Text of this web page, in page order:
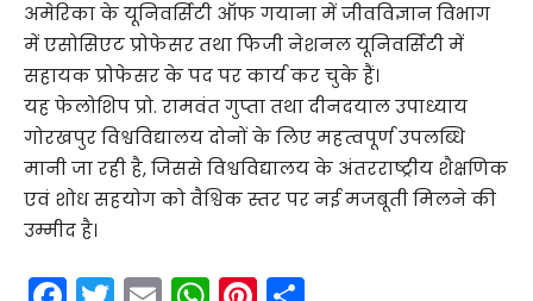
अमेरिका के यूनिवर्सिटी ऑफ गयाना में जीवविज्ञान विभाग
में एसोसिएट प्रोफेसर तथा फिजी नेशनल यूनिवर्सिटी में
सहायक प्रोफेसर के पद पर कार्य कर चुके हैं।
यह फेलोशिप प्रो. रामवंत गुप्ता तथा दीनदयाल उपाध्याय
गोरखपुर विश्वविद्यालय दोनों के लिए महत्वपूर्ण उपलब्धि
मानी जा रही है, जिससे विश्वविद्यालय के अंतरराष्ट्रीय शैक्षणिक
एवं शोध सहयोग को वैश्विक स्तर पर नई मजबूती मिलने की
उम्मीद है।